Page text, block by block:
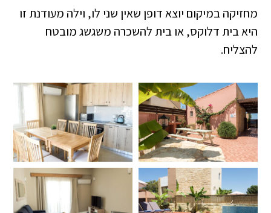
מחזיקה במיקום יוצא דופן שאין שני לו, וילה מעודנת זו
היא בית דלוקס, או בית להשכרה משגשג מובטח
להצליח.